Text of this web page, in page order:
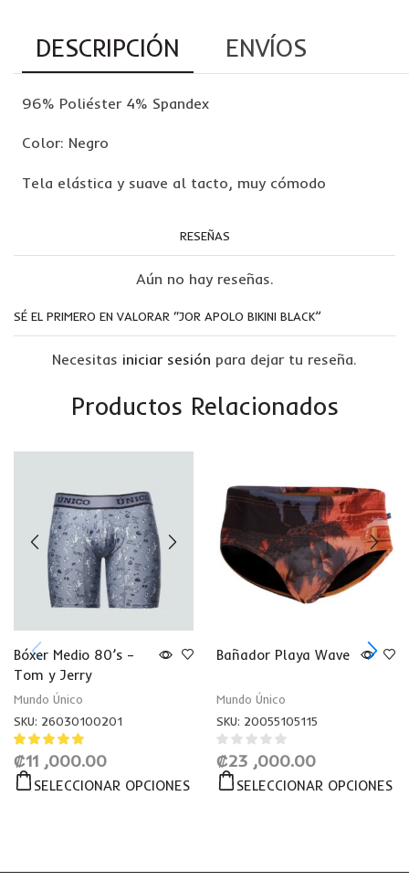
DESCRIPCIÓN ENVÍOS
96% Poliéster 4% Spandex
Color: Negro
Tela elástica y suave al tacto, muy cómodo
RESEÑAS
Aún no hay reseñas.
SÉ EL PRIMERO EN VALORAR “JOR APOLO BIKINI BLACK”
Necesitas iniciar sesión para dejar tu reseña.
Productos Relacionados
Bóxer Medio 80’s –
Tom y Jerry
Mundo Único
SKU: 26030100201
₡11 ,000.00
SELECCIONAR OPCIONES
Bañador Playa Wave
Mundo Único
SKU: 20055105115
₡23 ,000.00
SELECCIONAR OPCIONES